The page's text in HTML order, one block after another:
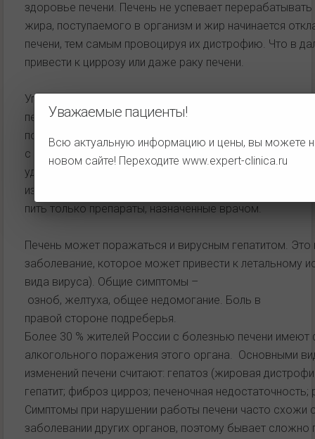
Уважаемые пациенты!
Всю актуальную информацию и цены, вы можете
новом сайте! Переходите www.expert-clinica.ru
здоровье печени. Печень не успевает
жира, поступаемого в организм и жир начинается
печени, тем самым провоцируя их дистрофию. Что в
привести к циррозу или даже раку печени.
Употребление медикаментов так же отрицательно
печени, она как губка впитывает все вредные
поступить в другие органы с кровью. Особенно
с покупкой лекарств без назначения врача - они могут
удар, о последствиях которого вы даже и не
избежать пагубного воздействия лекарств нужно
пить только препараты, назначенные врачом.
Печень может поражаться и вирусным гепатитом. Это
заболевание, которое может привести к летальному
вида вируса). Общие симптомы –
озноб, желтуха, общее недомогание. Боль в
правой стороне подреберья.
Более 30 % жителей России с болезнью печени имеют
алкогольного поражения этого органа. Основными
изменений печени считают: гепатоз (жировая
гепатит; фиброз цирроз; печеночная недостаточность;
Симптомы при нарушении работы печени часто схожи
заболевании других органов, поэтому бывает сложно